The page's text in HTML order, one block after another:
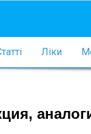
Ліки